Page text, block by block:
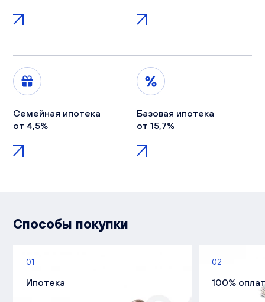
Семейная ипотека
от 4,5%
Базовая ипотека
от 15,7%
Способы покупки
01
Ипотека
02
100%